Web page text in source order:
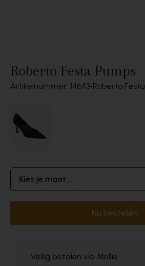
Roberto Festa Pumps
Artikelnummer: 14643 Roberto Festa
Kies je maat ...
Nu bestellen
Veilig betalen via Mollie